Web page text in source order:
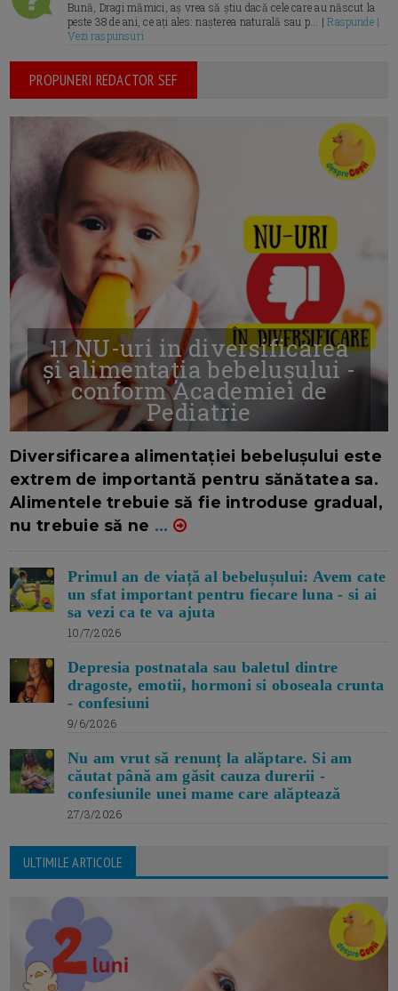
Bună, Dragi mămici, aș vrea să știu dacă cele care au născut la
peste 38 de ani, ce ați ales: nașterea naturală sau p... |Raspunde |
Vezi raspunsuri
PROPUNERI REDACTOR SEF
11 NU-uri in diversificarea
și alimentația bebelușului -
conform Academiei de
Pediatrie
Diversificarea alimentației bebelușului este
extrem de importantă pentru sănătatea sa.
Alimentele trebuie să fie introduse gradual,
nu trebuie să ne ...
Primul an de viață al bebelușului: Avem cate
un sfat important pentru fiecare luna - si ai
sa vezi ca te va ajuta
10/7/2026
Depresia postnatala sau baletul dintre
dragoste, emotii, hormoni si oboseala crunta
- confesiuni
9/6/2026
Nu am vrut să renunț la alăptare. Si am
căutat până am găsit cauza durerii -
confesiunile unei mame care alăptează
27/3/2026
ULTIMILE ARTICOLE